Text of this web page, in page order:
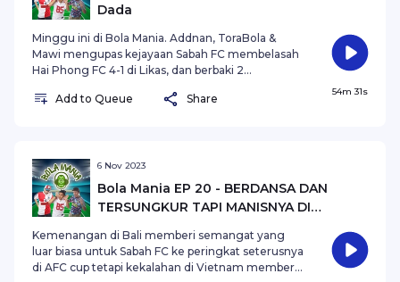
Dada
Minggu ini di Bola Mania. Addnan, ToraBola &
Mawi mengupas kejayaan Sabah FC membelasah
Hai Phong FC 4-1 di Likas, dan berbaki 2
menentang Hougang di Singapura & PSM
Ekslusif di Bola Mania. Jom Dengar!
Add to Queue Share
54m 31s
6 Nov 2023
Bola Mania EP 20 - BERDANSA DAN
TERSUNGKUR TAPI MANISNYA DI
Kemenangan di Bali memberi semangat yang
luar biasa untuk Sabah FC ke peringkat seterusnya
di AFC cup tetapi kekalahan di Vietnam memberi